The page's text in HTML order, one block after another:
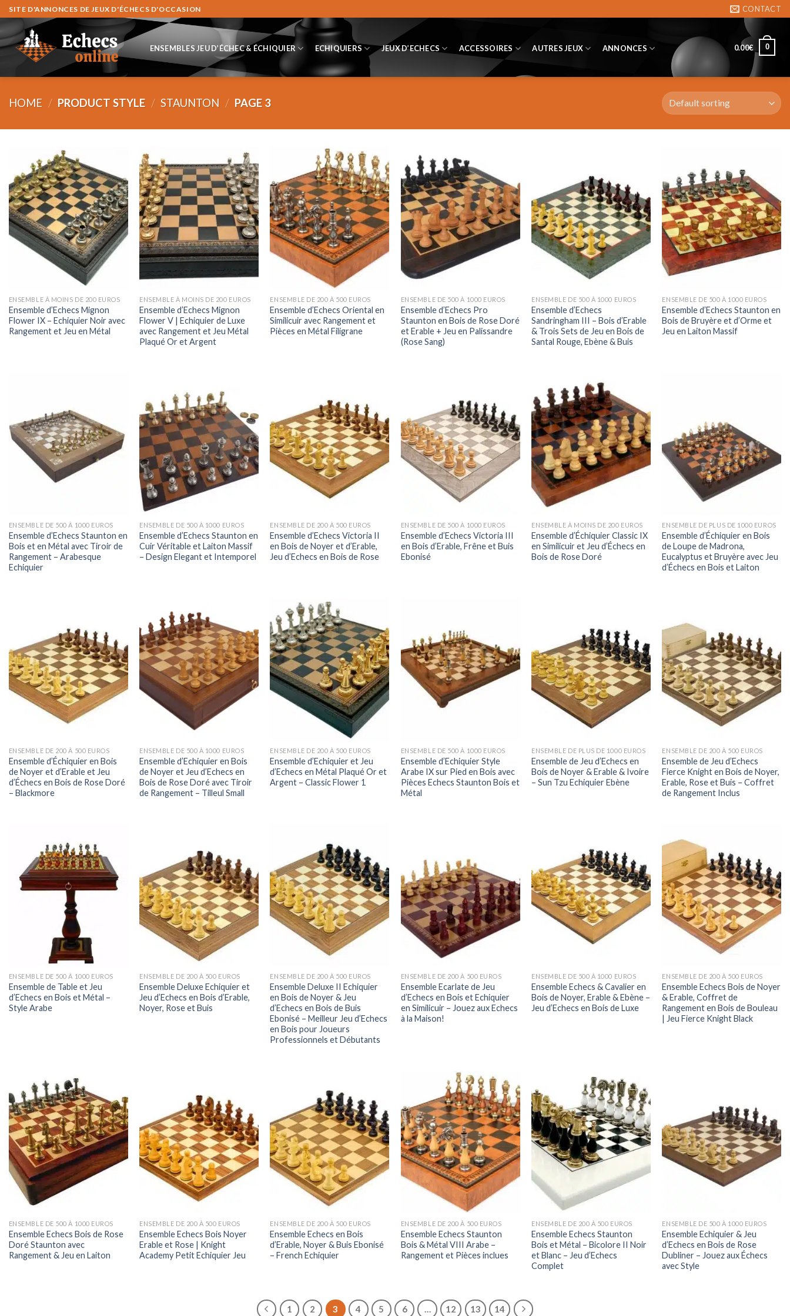
Skip
to
content
SITE D'ANNONCES DE JEUX D'ÉCHECS D'OCCASION CONTACT
ENSEMBLES JEU D’ÉCHEC & ÉCHIQUIER ECHIQUIERS JEUX D’ECHECS ACCESSOIRES AUTRES JEUX ANNONCES 0.00€ 0
HOME / PRODUCT STYLE / STAUNTON / PAGE 3
ENSEMBLE À MOINS DE 200 EUROS
Ensemble d’Echecs Mignon
Flower IX – Echiquier Noir avec
Rangement et Jeu en Métal
ENSEMBLE À MOINS DE 200 EUROS
Ensemble d’Echecs Mignon
Flower V | Echiquier de Luxe
avec Rangement et Jeu Métal
Plaqué Or et Argent
ENSEMBLE DE 200 À 500 EUROS
Ensemble d’Echecs Oriental en
Similicuir avec Rangement et
Pièces en Métal Filigrane
ENSEMBLE DE 500 À 1000 EUROS
Ensemble d’Echecs Pro
Staunton en Bois de Rose Doré
et Erable + Jeu en Palissandre
(Rose Sang)
ENSEMBLE DE 500 À 1000 EUROS
Ensemble d’Echecs
Sandringham III – Bois d’Erable
& Trois Sets de Jeu en Bois de
Santal Rouge, Ebène & Buis
ENSEMBLE DE 500 À 1000 EUROS
Ensemble d’Echecs Staunton en
Bois de Bruyère et d’Orme et
Jeu en Laiton Massif
ENSEMBLE DE 500 À 1000 EUROS
Ensemble d’Echecs Staunton en
Bois et en Métal avec Tiroir de
Rangement – Arabesque
Echiquier
ENSEMBLE DE 500 À 1000 EUROS
Ensemble d’Echecs Staunton en
Cuir Véritable et Laiton Massif
– Design Elegant et Intemporel
ENSEMBLE DE 200 À 500 EUROS
Ensemble d’Echecs Victoria II
en Bois de Noyer et d’Erable,
Jeu d’Echecs en Bois de Rose
ENSEMBLE DE 500 À 1000 EUROS
Ensemble d’Echecs Victoria III
en Bois d’Erable, Frêne et Buis
Ebonisé
ENSEMBLE À MOINS DE 200 EUROS
Ensemble d’Échiquier Classic IX
en Similicuir et Jeu d’Échecs en
Bois de Rose Doré
ENSEMBLE DE PLUS DE 1000 EUROS
Ensemble d’Échiquier en Bois
de Loupe de Madrona,
Eucalyptus et Bruyère avec Jeu
d’Échecs en Bois et Laiton
ENSEMBLE DE 200 À 500 EUROS
Ensemble d’Échiquier en Bois
de Noyer et d’Erable et Jeu
d’Échecs en Bois de Rose Doré
– Blackmore
ENSEMBLE DE 500 À 1000 EUROS
Ensemble d’Echiquier en Bois
de Noyer et Jeu d’Echecs en
Bois de Rose Doré avec Tiroir
de Rangement – Tilleul Small
ENSEMBLE DE 200 À 500 EUROS
Ensemble d’Echiquier et Jeu
d’Echecs en Métal Plaqué Or et
Argent – Classic Flower 1
ENSEMBLE DE 500 À 1000 EUROS
Ensemble d’Echiquier Style
Arabe IX sur Pied en Bois avec
Pièces Echecs Staunton Bois et
Métal
ENSEMBLE DE PLUS DE 1000 EUROS
Ensemble de Jeu d’Echecs en
Bois de Noyer & Erable & Ivoire
– Sun Tzu Echiquier Ebène
ENSEMBLE DE 200 À 500 EUROS
Ensemble de Jeu d’Echecs
Fierce Knight en Bois de Noyer,
Erable, Rose et Buis – Coffret
de Rangement Inclus
ENSEMBLE DE 500 À 1000 EUROS
Ensemble de Table et Jeu
d’Echecs en Bois et Métal –
Style Arabe
ENSEMBLE DE 200 À 500 EUROS
Ensemble Deluxe Echiquier et
Jeu d’Echecs en Bois d’Erable,
Noyer, Rose et Buis
ENSEMBLE DE 200 À 500 EUROS
Ensemble Deluxe II Echiquier
en Bois de Noyer & Jeu
d’Echecs en Bois de Buis
Ebonisé – Meilleur Jeu d’Echecs
en Bois pour Joueurs
Professionnels et Débutants
ENSEMBLE DE 200 À 500 EUROS
Ensemble Ecarlate de Jeu
d’Echecs en Bois et Echiquier
en Similicuir – Jouez aux Echecs
à la Maison!
ENSEMBLE DE 500 À 1000 EUROS
Ensemble Echecs & Cavalier en
Bois de Noyer, Erable & Ebène –
Jeu d’Echecs en Bois de Luxe
ENSEMBLE DE 200 À 500 EUROS
Ensemble Echecs Bois de Noyer
& Erable, Coffret de
Rangement en Bois de Bouleau
| Jeu Fierce Knight Black
ENSEMBLE DE 500 À 1000 EUROS
Ensemble Echecs Bois de Rose
Doré Staunton avec
Rangement & Jeu en Laiton
ENSEMBLE DE 200 À 500 EUROS
Ensemble Echecs Bois Noyer
Erable et Rose | Knight
Academy Petit Echiquier Jeu
ENSEMBLE DE 200 À 500 EUROS
Ensemble Echecs en Bois
d’Erable, Noyer & Buis Ebonisé
– French Echiquier
ENSEMBLE DE 200 À 500 EUROS
Ensemble Echecs Staunton
Bois & Métal VIII Arabe –
Rangement et Pièces inclues
ENSEMBLE DE 200 À 500 EUROS
Ensemble Echecs Staunton
Bois et Métal – Bicolore II Noir
et Blanc – Jeu d’Echecs
Complet
ENSEMBLE DE 500 À 1000 EUROS
Ensemble Echiquier & Jeu
d’Echecs en Bois de Rose
Dubliner – Jouez aux Échecs
avec Style
1 2 3 4 5 6 … 12 13 14